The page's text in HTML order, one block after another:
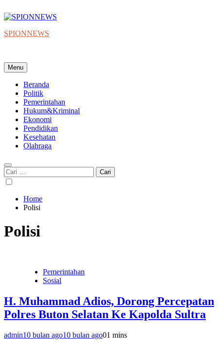
to
SPIONNEWS
Menu
Beranda
Politik
Pemerintahan
Hukum&Kriminal
Ekonomi
Pendidikan
Kesehatan
Olahraga
Cari
untuk:
Home
Polisi
Polisi
Pemerintahan
Sosial
H. Muhammad Adios, Dorong Percepatan
Polres Buton Selatan Ke Kapolda Sultra
admin10 bulan ago10 bulan ago01 mins